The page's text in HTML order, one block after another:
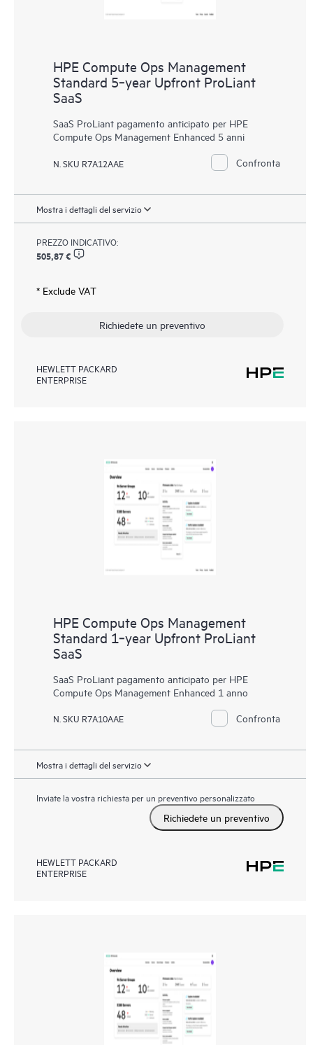
HPE Compute Ops Management
Standard 5‑year Upfront ProLiant
SaaS
SaaS ProLiant pagamento anticipato per HPE
Compute Ops Management Enhanced 5 anni
N. SKU R7A12AAE Confronta
Mostra i dettagli del servizio
PREZZO INDICATIVO:
505,87 €
* Exclude VAT
Richiedete un preventivo
HEWLETT PACKARD
ENTERPRISE
HPE Compute Ops Management
Standard 1‑year Upfront ProLiant
SaaS
SaaS ProLiant pagamento anticipato per HPE
Compute Ops Management Enhanced 1 anno
N. SKU R7A10AAE Confronta
Mostra i dettagli del servizio
Inviate la vostra richiesta per un preventivo personalizzato
Richiedete un preventivo
HEWLETT PACKARD
ENTERPRISE